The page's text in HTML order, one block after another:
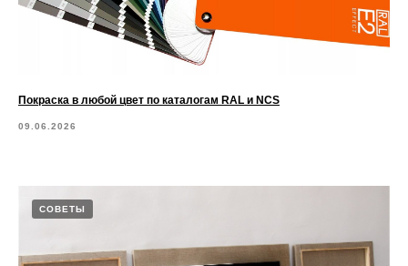
Покраска в любой цвет по каталогам RAL и NCS
09.06.2026
СОВЕТЫ